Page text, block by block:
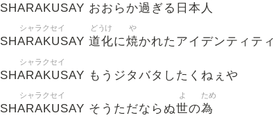
SHARAKUSAY おおらか過 ぎる 日本人
SHARAKUSAY
シャラクセイ
道化
どうけ
に焼
や
かれたアイデンティティ
SHARAKUSAY
シャラクセイ
もうジタバタしたくねぇや
SHARAKUSAY
シャラクセイ
そうただならぬ世
よ
の為
ため